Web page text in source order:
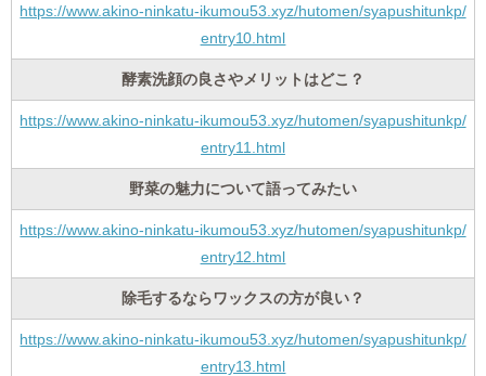
https://www.akino-ninkatu-ikumou53.xyz/hutomen/syapushitunkp/
entry10.html
酵素洗顔の良さやメリットはどこ？
https://www.akino-ninkatu-ikumou53.xyz/hutomen/syapushitunkp/
entry11.html
野菜の魅力について語ってみたい
https://www.akino-ninkatu-ikumou53.xyz/hutomen/syapushitunkp/
entry12.html
除毛するならワックスの方が良い？
https://www.akino-ninkatu-ikumou53.xyz/hutomen/syapushitunkp/
entry13.html